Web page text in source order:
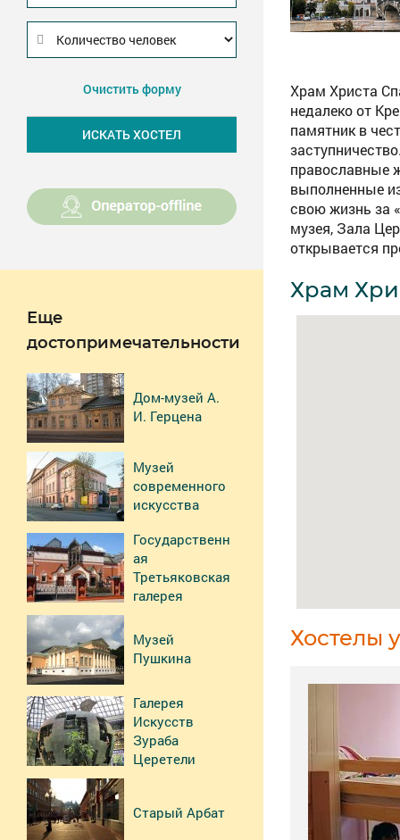
Очистить форму
Еще
достопримечательности
Дом-музей А.
И. Герцена
Музей
современного
искусства
Государственн
ая
Третьяковская
галерея
Музей
Пушкина
Галерея
Искусств
Зураба
Церетели
Старый Арбат
Храм Христа
недалеко от
памятник в
православные
выполненные
свою жизнь за
музея, Зала
открывается
Храм
Хостелы